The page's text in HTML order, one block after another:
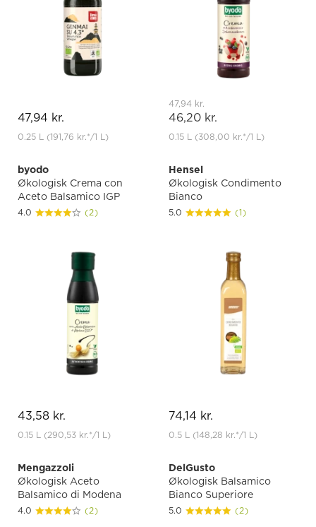
47,94 kr.
0.25 L (191,76 kr.*/1 L)
47,94 kr.
46,20 kr.
0.15 L (308,00 kr.*/1 L)
byodo
Økologisk Crema con
Aceto Balsamico IGP
4.0 (2)
43,58 kr.
0.15 L (290,53 kr.*/1 L)
Hensel
Økologisk Condimento
Bianco
5.0 (1)
74,14 kr.
0.5 L (148,28 kr.*/1 L)
Mengazzoli
Økologisk Aceto
Balsamico di Modena
4.0 (2)
DelGusto
Økologisk Balsamico
Bianco Superiore
5.0 (2)